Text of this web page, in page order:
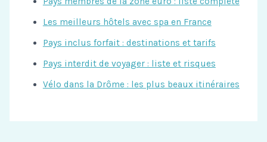
Les meilleurs hôtels avec spa en France
Pays inclus forfait : destinations et tarifs
Pays interdit de voyager : liste et risques
Vélo dans la Drôme : les plus beaux itinéraires